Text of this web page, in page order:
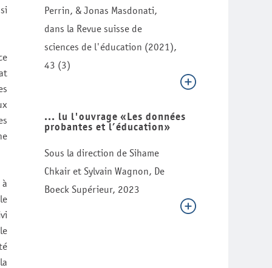
Perrin, & Jonas Masdonati,
dans la Revue suisse de
sciences de l'éducation (2021),
43 (3)
... lu l'ouvrage «Les données
probantes et l’éducation»
Sous la direction de Sihame
Chkair et Sylvain Wagnon, De
Boeck Supérieur, 2023